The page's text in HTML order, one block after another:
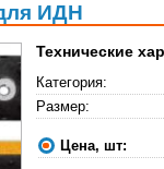
ИДН
Технические
Категория:
Размер:
Цена, шт: